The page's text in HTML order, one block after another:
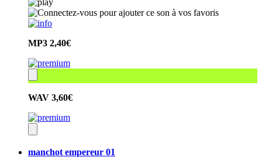
MP3 2,40€
WAV 3,60€
manchot empereur 01